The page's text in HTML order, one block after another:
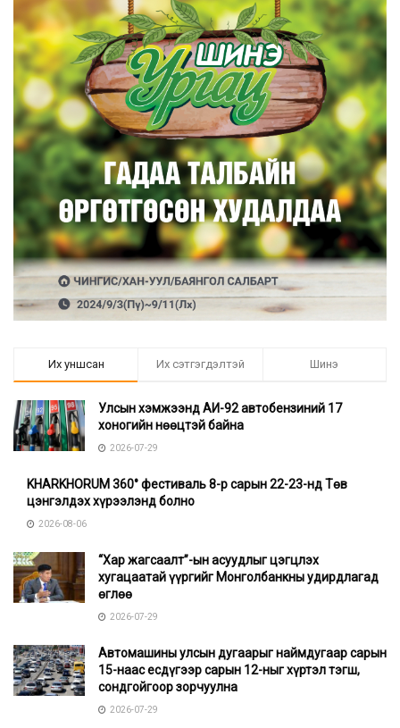
Их уншсан Их сэтгэгдэлтэй Шинэ
Улсын хэмжээнд АИ-92 автобензиний 17
хоногийн нөөцтэй байна
2026-07-29
KHARKHORUM 360° фестиваль 8-р сарын 22-23-нд Төв
цэнгэлдэх хүрээлэнд болно
2026-08-06
“Хар жагсаалт”-ын асуудлыг цэгцлэх
хугацаатай үүргийг Монголбанкны удирдлагад
өглөө
2026-07-29
Автомашины улсын дугаарыг наймдугаар сарын
15-наас есдүгээр сарын 12-ныг хүртэл тэгш,
сондгойгоор зорчуулна
2026-07-29